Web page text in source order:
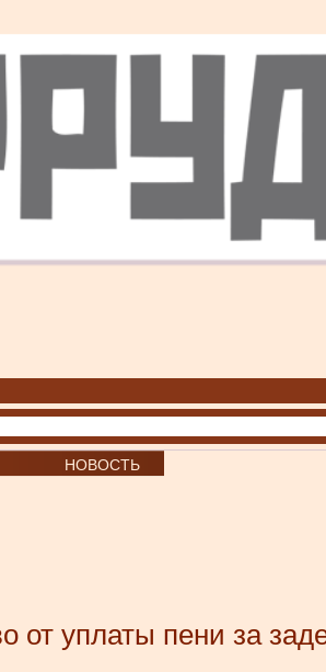
НОВОСТЬ
от уплаты пени за